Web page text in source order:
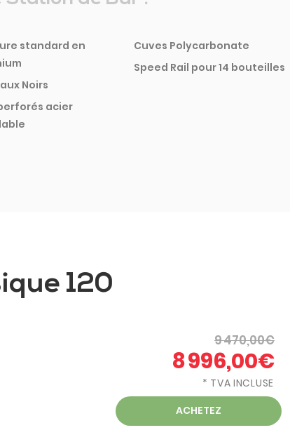
standard en
Noirs
acier
Cuves Polycarbonate
Speed Rail pour 14 bouteilles
120
8 996,00€
9 470,00€
ACHETEZ
* TVA INCLUSE